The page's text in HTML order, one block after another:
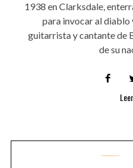
1938 en Clarksdale,
para invocar al diablo
guitarrista y cantante de
de su